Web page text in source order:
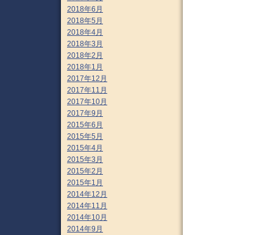
2018年6月
2018年5月
2018年4月
2018年3月
2018年2月
2018年1月
2017年12月
2017年11月
2017年10月
2017年9月
2015年6月
2015年5月
2015年4月
2015年3月
2015年2月
2015年1月
2014年12月
2014年11月
2014年10月
2014年9月